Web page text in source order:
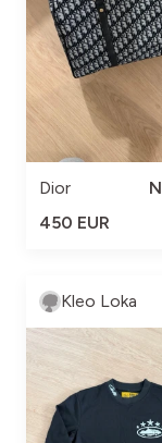
Dior
450 EUR
Kleo Loka